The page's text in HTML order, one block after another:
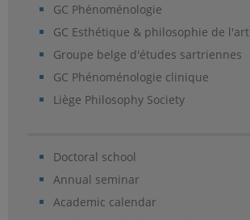
GC Phénoménologie
GC Esthétique & philosophie de l'art
Groupe belge d'études sartriennes
GC Phénoménologie clinique
Liège Philosophy Society
Doctoral school
Annual seminar
Academic calendar